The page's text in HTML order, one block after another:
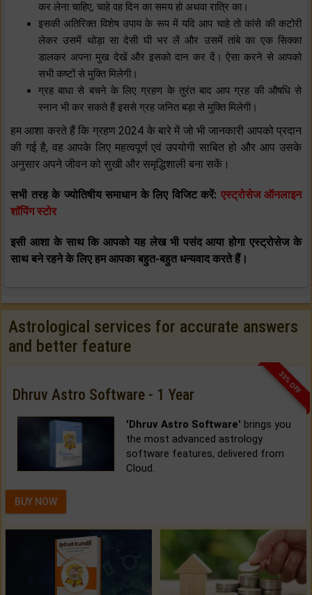
कर लेना चाहिए, चाहे वह दिन का समय हो अथवा रात्रि का।
इसकी अतिरिक्त विशेष उपाय के रूप में यदि आप चाहे तो कांसे की कटोरी
लेकर उसमें थोड़ा सा देसी घी भर लें और उसमें तांबे का एक सिक्का
डालकर अपना मुख देखें और इसको दान कर दें। ऐसा करने से आपको
सभी कष्टों से मुक्ति मिलेगी।
ग्रह बाधा से बचने के लिए ग्रहण के तुरंत बाद आप ग्रह की औषधि से
स्नान भी कर सकते हैं इससे ग्रह जनित बड़ा से मुक्ति मिलेगी।
हम आशा करते हैं कि ग्रहण 2024 के बारे में जो भी जानकारी आपको प्रदान
की गई है, वह आपके लिए महत्वपूर्ण एवं उपयोगी साबित हो और आप उसके
अनुसार अपने जीवन को सुखी और समृद्धिशाली बना सकें।
सभी तरह के ज्योतिषीय समाधान के लिए विजिट करें: एस्ट्रोसेज ऑनलाइन
शॉपिंग स्टोर
इसी आशा के साथ कि आपको यह लेख भी पसंद आया होगा एस्ट्रोसेज के
साथ बने रहने के लिए हम आपका बहुत-बहुत धन्यवाद करते हैं।
Astrological services for accurate answers
and better feature
33% OFF
Dhruv Astro Software - 1 Year
'Dhruv Astro Software' brings you
the most advanced astrology
software features, delivered from
Cloud.
BUY NOW